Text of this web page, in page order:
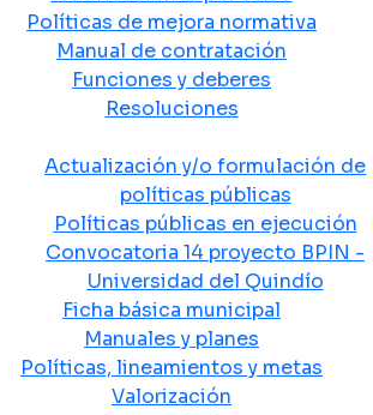
Políticas de mejora normativa
Manual de contratación
Funciones y deberes
Resoluciones
Actualización y/o formulación de
políticas públicas
Políticas públicas en ejecución
Convocatoria 14 proyecto BPIN -
Universidad del Quindío
Ficha básica municipal
Manuales y planes
Políticas, lineamientos y metas
Valorización